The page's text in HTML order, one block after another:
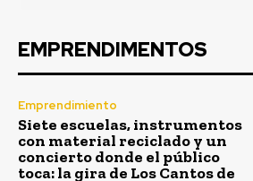
EMPRENDIMENTOS
Emprendimiento
Siete escuelas, instrumentos
con material reciclado y un
concierto donde el público
toca: la gira de Los Cantos de